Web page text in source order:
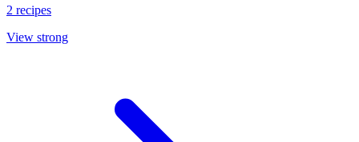
2 recipes
View strong